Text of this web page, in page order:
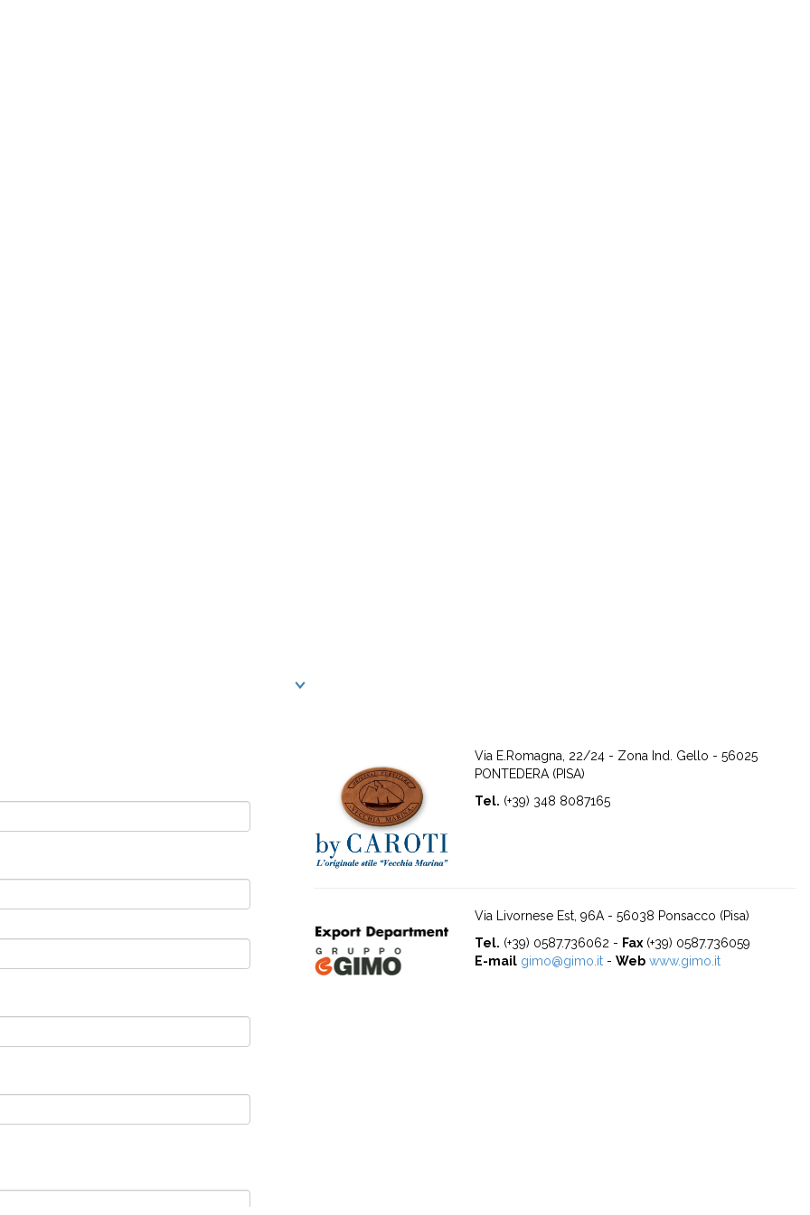
Via E.Romagna, 22/24 - Zona Ind. Gello - 56025
PONTEDERA (PISA)
Tel. (+39) 348 8087165
Via Livornese Est, 96A - 56038 Ponsacco (Pisa)
Tel. (+39) 0587.736062 - Fax(+39) 0587.736059
E-mail gimo@gimo.it- Web www.gimo.it